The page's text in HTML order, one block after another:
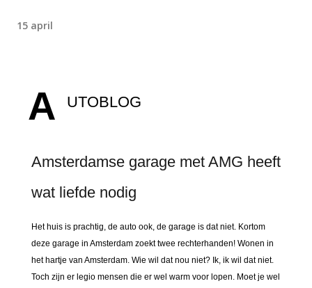
15 april
A UTOBLOG
Amsterdamse garage met AMG heeft
wat liefde nodig
Het huis is prachtig, de auto ook, de garage is dat niet. Kortom
deze garage in Amsterdam zoekt twee rechterhanden! Wonen in
het hartje van Amsterdam. Wie wil dat nou niet? Ik, ik wil dat niet.
Toch zijn er legio mensen die er wel warm voor lopen. Moet je wel